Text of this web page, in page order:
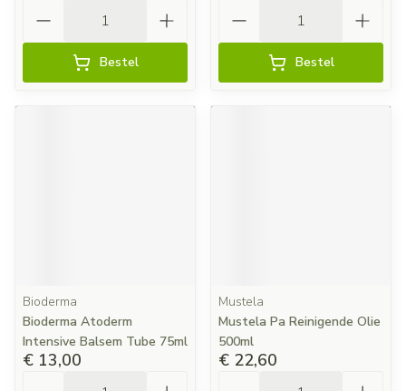
Bestel Bestel
Bioderma
Bioderma Atoderm
Intensive Balsem Tube 75ml
€ 13,00
Mustela
Mustela Pa Reinigende Olie
500ml
€ 22,60